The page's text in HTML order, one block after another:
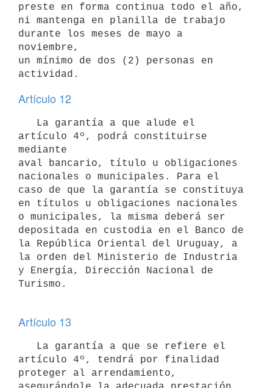
preste en forma continua todo el año,
ni mantenga en planilla de trabajo
durante los meses de mayo a
noviembre,
un mínimo de dos (2) personas en
Artículo 12
artículo 4º, podrá constituirse
mediante
aval bancario, título u obligaciones
nacionales o municipales. Para el
caso de que la garantía se constituya
en títulos u obligaciones nacionales
o municipales, la misma deberá ser
depositada en custodia en el Banco de
la República Oriental del Uruguay, a
la orden del Ministerio de Industria
y Energía, Dirección Nacional de
Turismo.
Artículo 13
artículo 4º, tendrá por finalidad
proteger al arrendamiento,